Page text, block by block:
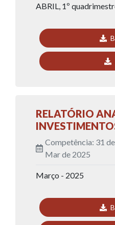
ABRIL, 1º
RELATÓRIO
Competência: 31 de
Mar de 2025
Março - 2025